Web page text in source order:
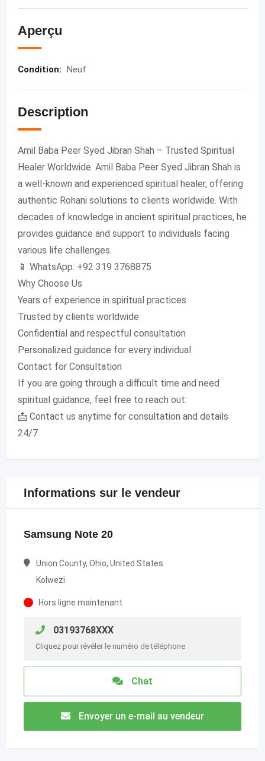
Aperçu
Condition: Neuf
Description
Amil Baba Peer Syed Jibran Shah – Trusted Spiritual
Healer Worldwide. Amil Baba Peer Syed Jibran Shah is
a well-known and experienced spiritual healer, offering
authentic Rohani solutions to clients worldwide. With
decades of knowledge in ancient spiritual practices, he
provides guidance and support to individuals facing
various life challenges.
📱 WhatsApp: +92 319 3768875
Why Choose Us
Years of experience in spiritual practices
Trusted by clients worldwide
Confidential and respectful consultation
Personalized guidance for every individual
Contact for Consultation
If you are going through a difficult time and need
spiritual guidance, feel free to reach out:
📩 Contact us anytime for consultation and details
24/7
Informations sur le vendeur
Samsung Note 20
Union County, Ohio, United States
Kolwezi
Hors ligne maintenant
03193768XXX
Cliquez pour révéler le numéro de téléphone
Chat
Envoyer un e-mail au vendeur